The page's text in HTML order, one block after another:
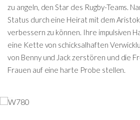
zu angeln, den Star des Rugby-Teams.
Status durch eine Heirat mit dem
verbessern zu können. Ihre impulsiven
eine Kette von schicksalhaften
von Benny und Jack zerstören und die
Frauen auf eine harte Probe stellen.